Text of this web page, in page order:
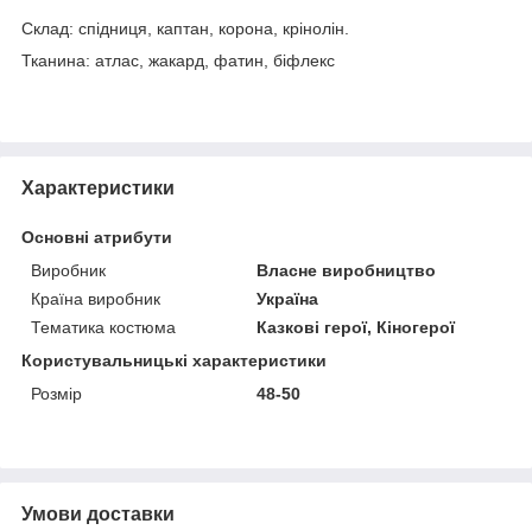
Склад: спідниця, каптан, корона, крінолін.
Тканина: атлас, жакард, фатин, біфлекс
Характеристики
Основні атрибути
Виробник
Власне виробництво
Країна виробник
Україна
Тематика костюма
Казкові герої, Кіногерої
Користувальницькі характеристики
Розмір
48-50
Умови доставки